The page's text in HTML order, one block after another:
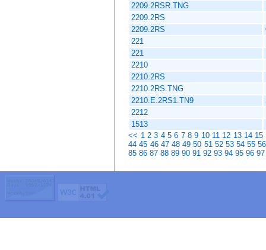
2209.2RSR.TNG
2209.2RS
2209.2RS
221
221
2210
2210.2RS
2210.2RS.TNG
2210.E.2RS1.TN9
2212
1513
<< 1 2 3 4 5 6 7 8 9 10 11 12 13 14 15
44 45 46 47 48 49 50 51 52 53 54 55 56
85 86 87 88 89 90 91 92 93 94 95 96 97